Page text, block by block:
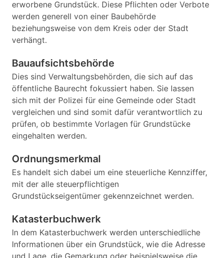
erworbene Grundstück. Diese Pflichten oder Verbote
werden generell von einer Baubehörde
beziehungsweise von dem Kreis oder der Stadt
verhängt.
Bauaufsichtsbehörde
Dies sind Verwaltungsbehörden, die sich auf das
öffentliche Baurecht fokussiert haben. Sie lassen
sich mit der Polizei für eine Gemeinde oder Stadt
vergleichen und sind somit dafür verantwortlich zu
prüfen, ob bestimmte Vorlagen für Grundstücke
eingehalten werden.
Ordnungsmerkmal
Es handelt sich dabei um eine steuerliche Kennziffer,
mit der alle steuerpflichtigen
Grundstückseigentümer gekennzeichnet werden.
Katasterbuchwerk
In dem Katasterbuchwerk werden unterschiedliche
Informationen über ein Grundstück, wie die Adresse
und Lage, die Gemarkung oder beispielsweise die